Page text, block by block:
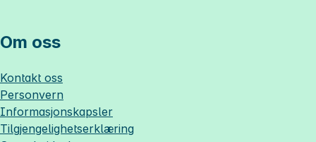
Om oss
Kontakt oss
Personvern
Informasjonskapsler
Tilgjengelighetserklæring